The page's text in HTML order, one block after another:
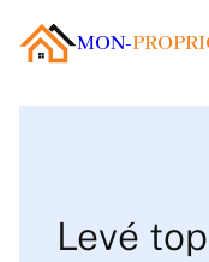
MON-
Levé